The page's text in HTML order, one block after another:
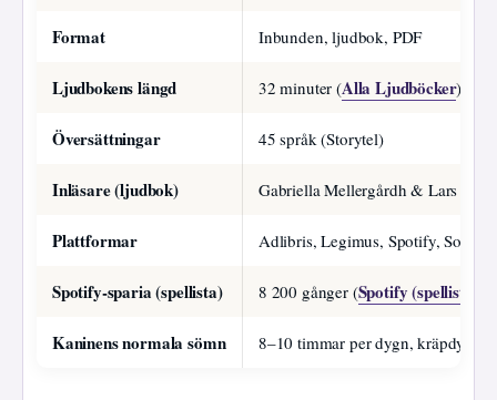
Format Inbunden, ljudbok, PDF
Ljudbokens längd 32 minuter (Alla Ljudböcker)
Översättningar 45 språk (Storytel)
Inläsare (ljudbok) Gabriella Mellergårdh & Lars
Plattformar Adlibris, Legimus, Spotify,
Spotify-sparia (spellista) 8 200 gånger (Spotify (spellista)
Kaninens normala sömn 8–10 timmar per dygn,